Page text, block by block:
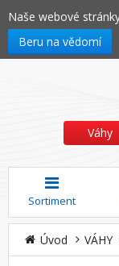
Naše webové
Beru na vědomí
Váhy
Sortiment
Úvod VÁHY